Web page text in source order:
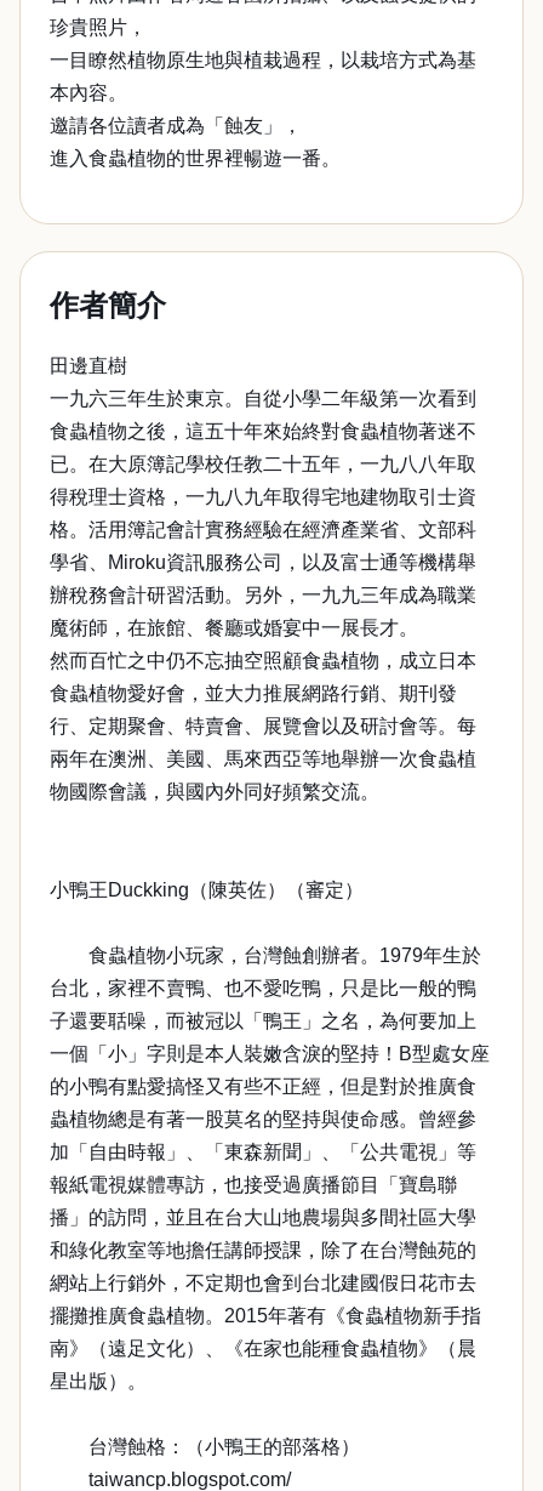
珍貴照片，
一目瞭然植物原生地與植栽過程，以栽培方式為基
本內容。
邀請各位讀者成為「蝕友」，
進入食蟲植物的世界裡暢遊一番。
作者簡介
田邊直樹
一九六三年生於東京。自從小學二年級第一次看到
食蟲植物之後，這五十年來始終對食蟲植物著迷不
已。在大原簿記學校任教二十五年，一九八八年取
得稅理士資格，一九八九年取得宅地建物取引士資
格。活用簿記會計實務經驗在經濟產業省、文部科
學省、Miroku資訊服務公司，以及富士通等機構舉
辦稅務會計研習活動。另外，一九九三年成為職業
魔術師，在旅館、餐廳或婚宴中一展長才。
然而百忙之中仍不忘抽空照顧食蟲植物，成立日本
食蟲植物愛好會，並大力推展網路行銷、期刊發
行、定期聚會、特賣會、展覽會以及研討會等。每
兩年在澳洲、美國、馬來西亞等地舉辦一次食蟲植
物國際會議，與國內外同好頻繁交流。
小鴨王Duckking（陳英佐）（審定）
食蟲植物小玩家，台灣蝕創辦者。1979年生於
台北，家裡不賣鴨、也不愛吃鴨，只是比一般的鴨
子還要聒噪，而被冠以「鴨王」之名，為何要加上
一個「小」字則是本人裝嫩含淚的堅持！B型處女座
的小鴨有點愛搞怪又有些不正經，但是對於推廣食
蟲植物總是有著一股莫名的堅持與使命感。曾經參
加「自由時報」、「東森新聞」、「公共電視」等
報紙電視媒體專訪，也接受過廣播節目「寶島聯
播」的訪問，並且在台大山地農場與多間社區大學
和綠化教室等地擔任講師授課，除了在台灣蝕苑的
網站上行銷外，不定期也會到台北建國假日花市去
擺攤推廣食蟲植物。2015年著有《食蟲植物新手指
南》（遠足文化）、《在家也能種食蟲植物》（晨
星出版）。
台灣蝕格：（小鴨王的部落格）
taiwancp.blogspot.com/